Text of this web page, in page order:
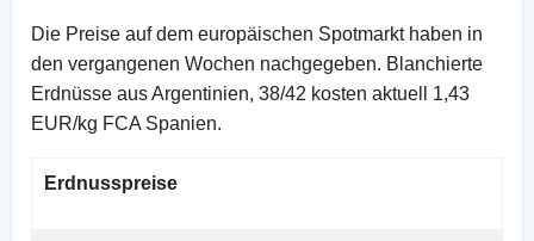
Die Preise auf dem europäischen Spotmarkt haben in
den vergangenen Wochen nachgegeben. Blanchierte
Erdnüsse aus Argentinien, 38/42 kosten aktuell 1,43
EUR/kg FCA Spanien.
Erdnusspreise